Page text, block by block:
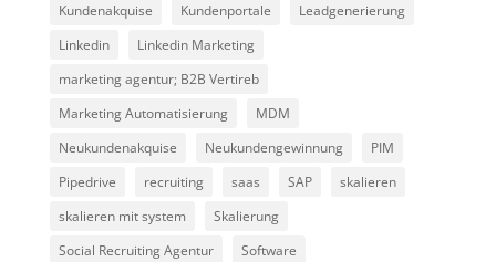
Kundenakquise
Kundenportale
Leadgenerierung
Linkedin
Linkedin Marketing
marketing agentur; B2B Vertireb
Marketing Automatisierung
MDM
Neukundenakquise
Neukundengewinnung
PIM
Pipedrive
recruiting saas SAP
skalieren
skalieren mit system
Skalierung
Social Recruiting Agentur
Software